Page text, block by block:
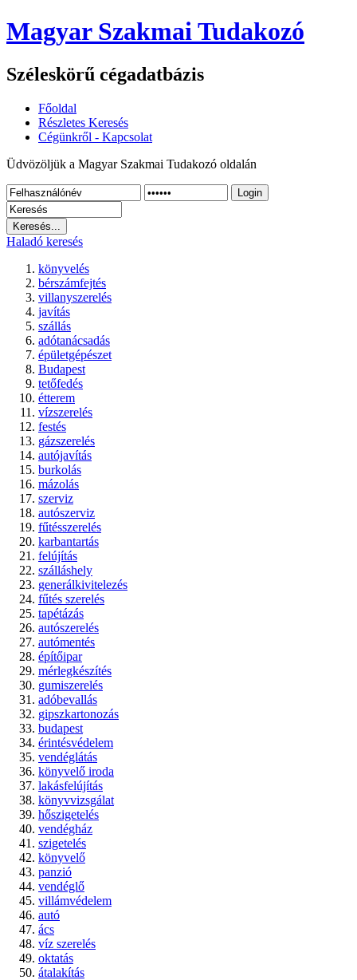
Magyar Szakmai Tudakozó
Széleskörű cégadatbázis
Főoldal
Részletes Keresés
Cégünkről - Kapcsolat
Üdvözöljük a Magyar Szakmai Tudakozó oldalán
Login
Haladó keresés
könyvelés
bérszámfejtés
villanyszerelés
javítás
szállás
adótanácsadás
épületgépészet
Budapest
tetőfedés
étterem
vízszerelés
festés
gázszerelés
autójavítás
burkolás
mázolás
szerviz
autószerviz
fűtésszerelés
karbantartás
felújítás
szálláshely
generálkivitelezés
fűtés szerelés
tapétázás
autószerelés
autómentés
építőipar
mérlegkészítés
gumiszerelés
adóbevallás
gipszkartonozás
budapest
érintésvédelem
vendéglátás
könyvelő iroda
lakásfelújítás
könyvvizsgálat
hőszigetelés
vendégház
szigetelés
könyvelő
panzió
vendéglő
villámvédelem
autó
ács
víz szerelés
oktatás
átalakítás